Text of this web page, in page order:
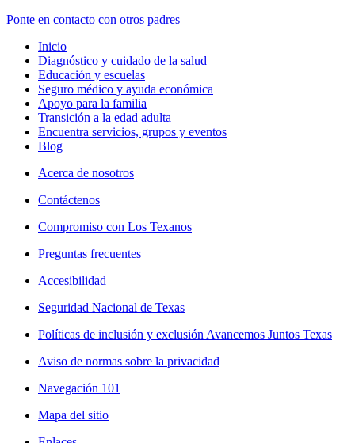
Ponte en contacto con otros padres
Inicio
Diagnóstico y cuidado de la salud
Educación y escuelas
Seguro médico y ayuda económica
Apoyo para la familia
Transición a la edad adulta
Encuentra servicios, grupos y eventos
Blog
Acerca de nosotros
Contáctenos
Compromiso con Los Texanos
Preguntas frecuentes
Accesibilidad
Seguridad Nacional de Texas
Políticas de inclusión y exclusión Avancemos Juntos Texas
Aviso de normas sobre la privacidad
Navegación 101
Mapa del sitio